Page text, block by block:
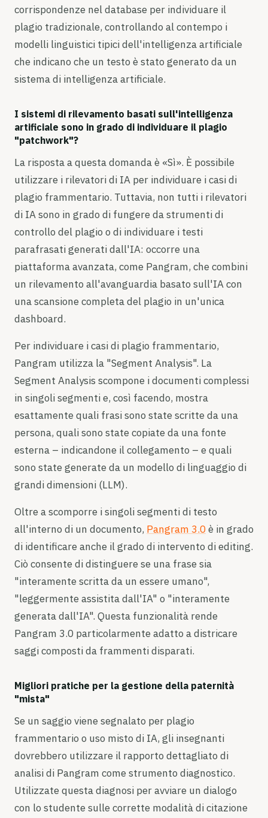
corrispondenze nel database per individuare il
plagio tradizionale, controllando al contempo i
modelli linguistici tipici dell'intelligenza artificiale
che indicano che un testo è stato generato da un
sistema di intelligenza artificiale.
I sistemi di rilevamento basati sull'intelligenza
artificiale sono in grado di individuare il plagio
"patchwork"?
La risposta a questa domanda è «Sì». È possibile
utilizzare i rilevatori di IA per individuare i casi di
plagio frammentario. Tuttavia, non tutti i rilevatori
di IA sono in grado di fungere da strumenti di
controllo del plagio o di individuare i testi
parafrasati generati dall'IA: occorre una
piattaforma avanzata, come Pangram, che combini
un rilevamento all'avanguardia basato sull'IA con
una scansione completa del plagio in un'unica
dashboard.
Per individuare i casi di plagio frammentario,
Pangram utilizza la "Segment Analysis". La
Segment Analysis scompone i documenti complessi
in singoli segmenti e, così facendo, mostra
esattamente quali frasi sono state scritte da una
persona, quali sono state copiate da una fonte
esterna – indicandone il collegamento – e quali
sono state generate da un modello di linguaggio di
grandi dimensioni (LLM).
Oltre a scomporre i singoli segmenti di testo
all'interno di un documento, Pangram 3.0è in grado
di identificare anche il grado di intervento di editing.
Ciò consente di distinguere se una frase sia
"interamente scritta da un essere umano",
"leggermente assistita dall'IA" o "interamente
generata dall'IA". Questa funzionalità rende
Pangram 3.0 particolarmente adatto a districare
saggi composti da frammenti disparati.
Migliori pratiche per la gestione della paternità
"mista"
Se un saggio viene segnalato per plagio
frammentario o uso misto di IA, gli insegnanti
dovrebbero utilizzare il rapporto dettagliato di
analisi di Pangram come strumento diagnostico.
Utilizzate questa diagnosi per avviare un dialogo
con lo studente sulle corrette modalità di citazione